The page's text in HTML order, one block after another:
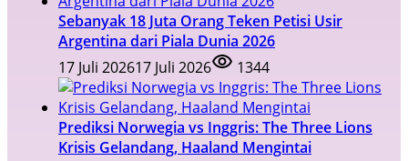
Sebanyak 18 Juta Orang Teken Petisi Usir
Argentina dari Piala Dunia 2026
17 Juli 202617 Juli 2026 1344
Prediksi Norwegia vs Inggris: The Three Lions
Krisis Gelandang, Haaland Mengintai